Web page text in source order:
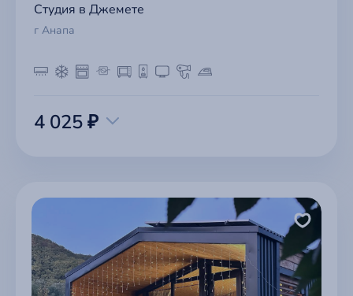
Студия в Джемете
г Анапа
4 025 ₽